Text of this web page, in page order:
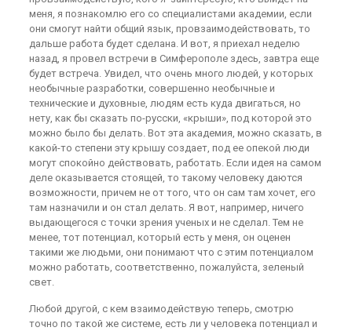
меня, я познакомлю его со специалистами академии, если
они смогут найти общий язык, провзаимодействовать, то
дальше работа будет сделана. И вот, я приехал неделю
назад, я провел встречи в Симферополе здесь, завтра еще
будет встреча. Увидел, что очень много людей, у которых
необычные разработки, совершенно необычные и
технические и духовные, людям есть куда двигаться, но
нету, как бы сказать по-русски, «крыши», под которой это
можно было бы делать. Вот эта академия, можно сказать, в
какой-то степени эту крышу создает, под ее опекой люди
могут спокойно действовать, работать. Если идея на самом
деле оказывается стоящей, то такому человеку даются
возможности, причем не от того, что он сам там хочет, его
там назначили и он стал делать. Я вот, например, ничего
выдающегося с точки зрения ученых и не сделал. Тем не
менее, тот потенциал, который есть у меня, он оценен
такими же людьми, они понимают что с этим потенциалом
можно работать, соответственно, пожалуйста, зеленый
свет.
Любой другой, с кем взаимодействую теперь, смотрю
точно по такой же системе, есть ли у человека потенциал и